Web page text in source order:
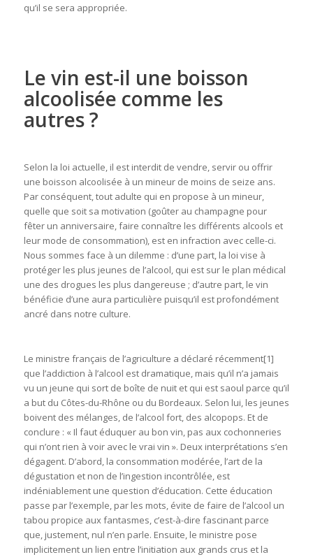
qu’il se sera appropriée.
Le vin est-il une boisson
alcoolisée comme les
autres ?
Selon la loi actuelle, il est interdit de vendre, servir ou offrir
une boisson alcoolisée à un mineur de moins de seize ans.
Par conséquent, tout adulte qui en propose à un mineur,
quelle que soit sa motivation (goûter au champagne pour
fêter un anniversaire, faire connaître les différents alcools et
leur mode de consommation), est en infraction avec celle-ci.
Nous sommes face à un dilemme : d’une part, la loi vise à
protéger les plus jeunes de l’alcool, qui est sur le plan médical
une des drogues les plus dangereuse ; d’autre part, le vin
bénéficie d’une aura particulière puisqu’il est profondément
ancré dans notre culture.
Le ministre français de l’agriculture a déclaré récemment[1]
que l’addiction à l’alcool est dramatique, mais qu’il n’a jamais
vu un jeune qui sort de boîte de nuit et qui est saoul parce qu’il
a but du Côtes-du-Rhône ou du Bordeaux. Selon lui, les jeunes
boivent des mélanges, de l’alcool fort, des alcopops. Et de
conclure : « Il faut éduquer au bon vin, pas aux cochonneries
qui n’ont rien à voir avec le vrai vin ». Deux interprétations s’en
dégagent. D’abord, la consommation modérée, l’art de la
dégustation et non de l’ingestion incontrôlée, est
indéniablement une question d’éducation. Cette éducation
passe par l’exemple, par les mots, évite de faire de l’alcool un
tabou propice aux fantasmes, c’est-à-dire fascinant parce
que, justement, nul n’en parle. Ensuite, le ministre pose
implicitement un lien entre l’initiation aux grands crus et la